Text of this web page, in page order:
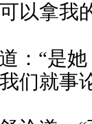
以拿我
：“是
们就事